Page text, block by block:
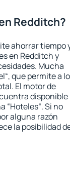
Redditch?
ahorrar tiempo
en Redditch y
Mucha
que permite a
El motor de
disponible
“Hoteles“. Si no
alguna razón
la posibilidad